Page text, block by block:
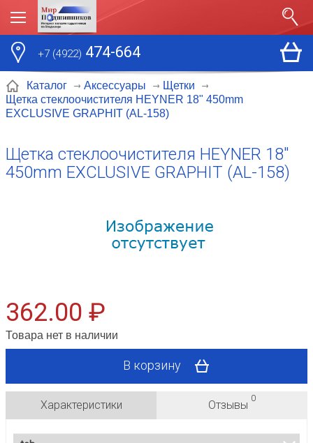
+7 (4922) 474-664
Каталог Аксессуары
Щетки
Щетка стеклоочистителя HEYNER 18" 450mm
EXCLUSIVE GRAPHIT (AL-158)
Щетка стеклоочистителя HEYNER 18"
450mm EXCLUSIVE GRAPHIT (AL-158)
362.00 ₽
Товара нет в наличии
В корзину
Характеристики Отзывы
0